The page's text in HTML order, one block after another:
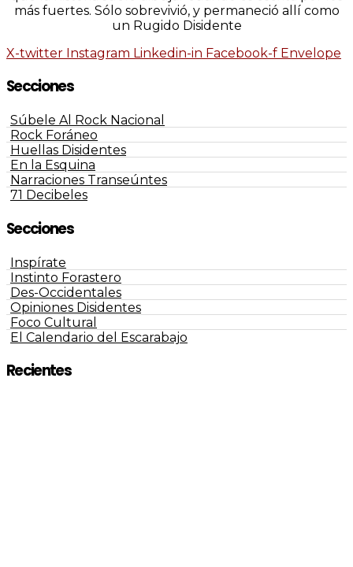
más fuertes. Sólo sobrevivió, y permaneció allí como
un Rugido Disidente
X-twitter Instagram Linkedin-in Facebook-f Envelope
Secciones
Súbele Al Rock Nacional
Rock Foráneo
Huellas Disidentes
En la Esquina
Narraciones Transeúntes
71 Decibeles
Secciones
Inspírate
Instinto Forastero
Des-Occidentales
Opiniones Disidentes
Foco Cultural
El Calendario del Escarabajo
Recientes